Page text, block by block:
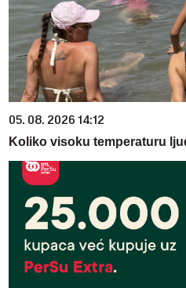
05. 08. 2026 14:12
Koliko visoku temperaturu